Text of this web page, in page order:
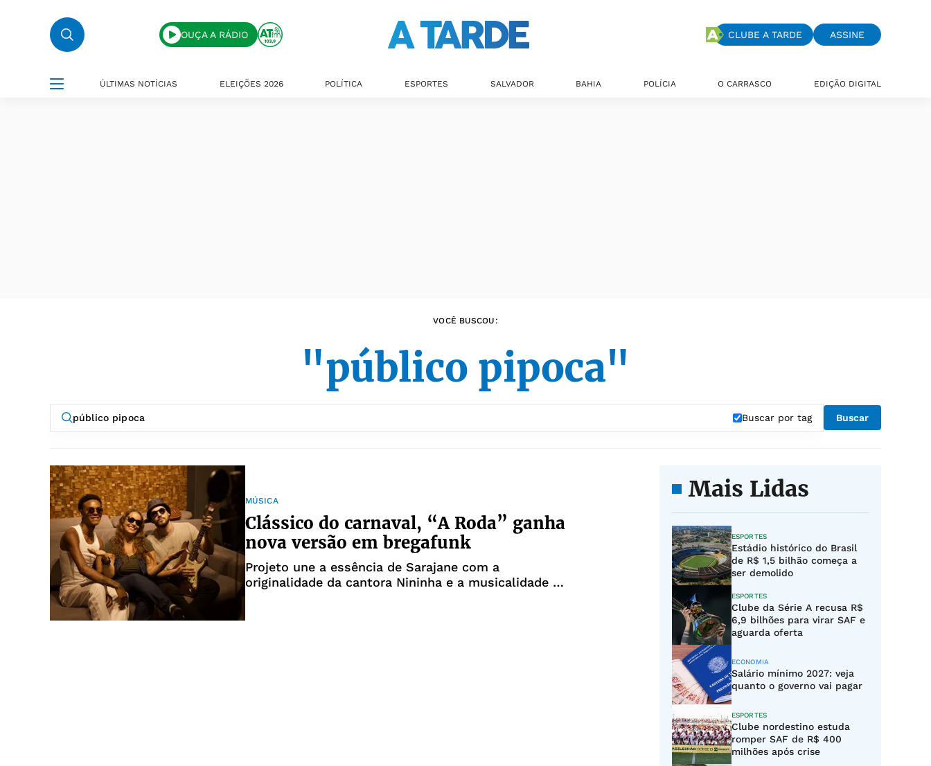
OUÇA A RÁDIO CLUBE A TARDE ASSINE
ÚLTIMAS NOTÍCIAS ELEIÇÕES 2026 POLÍTICA ESPORTES SALVADOR BAHIA POLÍCIA O CARRASCO EDIÇÃO DIGITAL
VOCÊ BUSCOU:
"público pipoca"
Buscar por tag Buscar
MÚSICA
Clássico do carnaval, “A Roda” ganha
nova versão em bregafunk
Projeto une a essência de Sarajane com a
originalidade da cantora Nininha e a musicalidade do
Mais Lidas
ESPORTES
Estádio histórico do Brasil
de R$ 1,5 bilhão começa a
ser demolido
ESPORTES
Clube da Série A recusa R$
6,9 bilhões para virar SAF e
aguarda oferta
ECONOMIA
Salário mínimo 2027: veja
quanto o governo vai pagar
ESPORTES
Clube nordestino estuda
romper SAF de R$ 400
milhões após crise